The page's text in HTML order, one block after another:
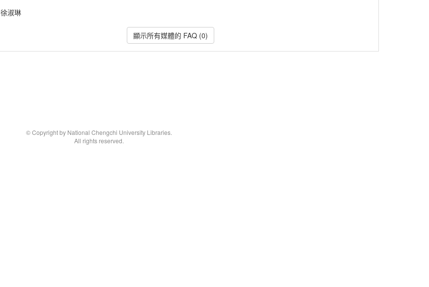
徐淑琳
顯示所有媒體的 FAQ (0)
© Copyright by National Chengchi University Libraries.
All rights reserved.